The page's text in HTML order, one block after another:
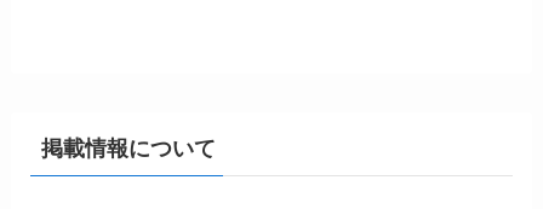
掲載情報について